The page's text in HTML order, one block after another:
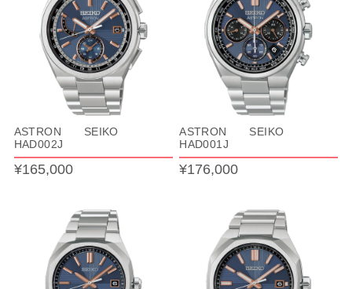
ASTRON SEIKO
HAD002J
¥165,000
ASTRON SEIKO
HAD001J
¥176,000